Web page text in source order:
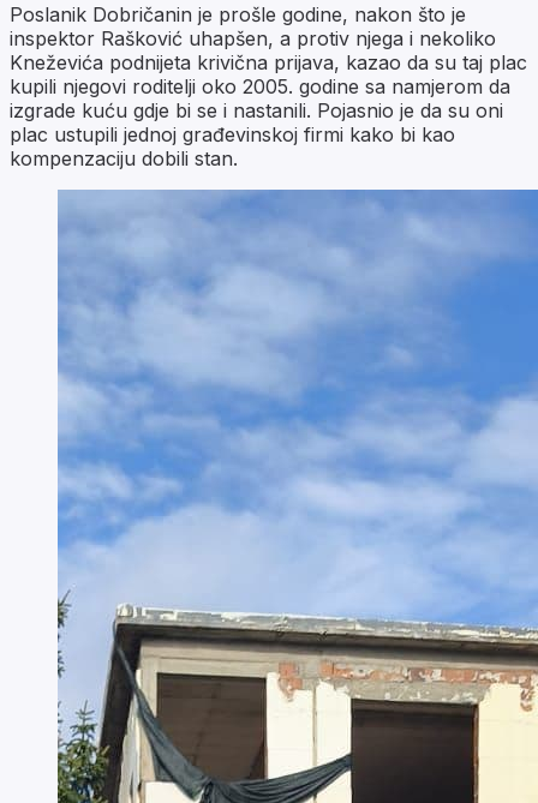
Poslanik Dobričanin je prošle godine, nakon što je
inspektor Rašković uhapšen, a protiv njega i nekoliko
Kneževića podnijeta krivična prijava, kazao da su taj plac
kupili njegovi roditelji oko 2005. godine sa namjerom da
izgrade kuću gdje bi se i nastanili. Pojasnio je da su oni
plac ustupili jednoj građevinskoj firmi kako bi kao
kompenzaciju dobili stan.